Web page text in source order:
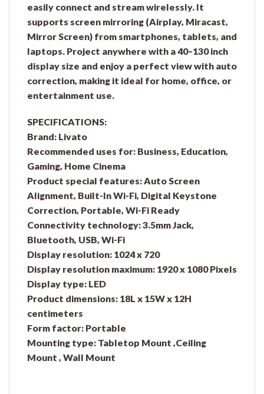
easily connect and stream wirelessly. It
supports screen mirroring (Airplay, Miracast,
Mirror Screen) from smartphones, tablets, and
laptops. Project anywhere with a 40–130 inch
display size and enjoy a perfect view with auto
correction, making it ideal for home, office, or
entertainment use.
SPECIFICATIONS:
Brand: Livato
Recommended uses for: Business, Education,
Gaming, Home Cinema
Product special features: Auto Screen
Alignment, Built-In Wi-Fi, Digital Keystone
Correction, Portable, Wi-Fi Ready
Connectivity technology: 3.5mm Jack,
Bluetooth, USB, Wi-Fi
Display resolution: 1024 x 720
Display resolution maximum: 1920 x 1080 Pixels
Display type: LED
Product dimensions: 18L x 15W x 12H
centimeters
Form factor: Portable
Mounting type: Tabletop Mount ,Ceiling
Mount , Wall Mount